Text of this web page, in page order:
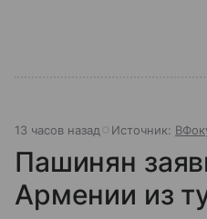
13 часов назад Источник:
Пашинян
Армении из